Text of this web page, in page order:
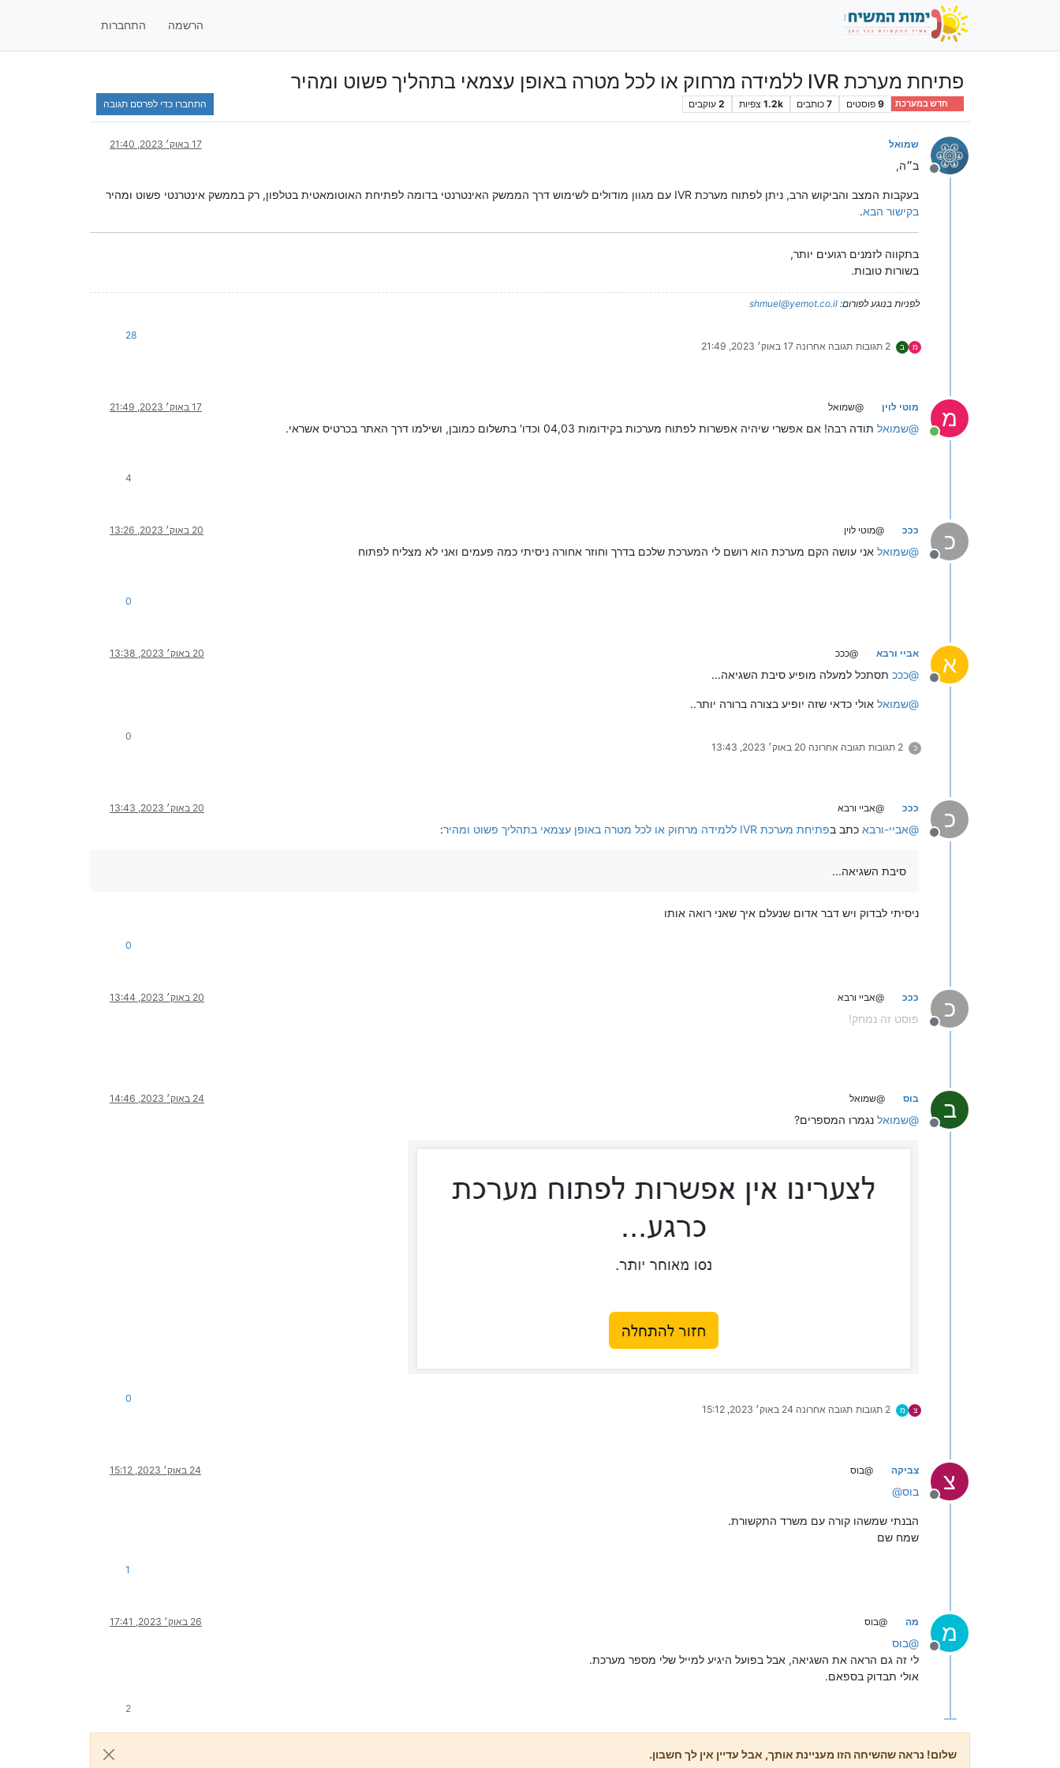
הרשמה התחברות
פתיחת מערכת IVR ללמידה מרחוק או לכל מטרה באופן עצמאי בתהליך פשוט ומהיר
חדש במערכת 9 פוסטים 7 כותבים 1.2k צפיות 2 עוקבים התחברו כדי לפרסם תגובה
מנותק
שמואל 17 באוק׳ 2023, 21:40
ב״ה,
בעקבות המצב והביקוש הרב, ניתן לפתוח מערכת IVR עם מגוון מודולים לשימוש דרך הממשק האינטרנטי בדומה לפתיחת האוטומאטית בטלפון, רק בממשק אינטרנטי פשוט ומהיר
בקישור הבא.
בתקווה לזמנים רגועים יותר,
בשורות טובות.
לפניות בנוגע לפורום: shmuel@yemot.co.il
מ ב 2 תגובות תגובה אחרונה 17 באוק׳ 2023, 21:49
28
מ
מחובר
מוטי לוין @שמואל 17 באוק׳ 2023, 21:49
@שמואל תודה רבה! אם אפשרי שיהיה אפשרות לפתוח מערכות בקידומות 04,03 וכדו' בתשלום כמובן, ושילמו דרך האתר בכרטיס אשראי.
4
כ
מנותק
כככ @מוטי לוין 20 באוק׳ 2023, 13:26
@שמואל אני עושה הקם מערכת הוא רושם לי המערכת שלכם בדרך וחוזר אחורה ניסיתי כמה פעמים ואני לא מצליח לפתוח
0
א
מנותק
אביי ורבא @כככ 20 באוק׳ 2023, 13:38
@כככ תסתכל למעלה מופיע סיבת השגיאה...
@שמואל אולי כדאי שזה יופיע בצורה ברורה יותר..
כ 2 תגובות תגובה אחרונה 20 באוק׳ 2023, 13:43
0
כ
מנותק
כככ @אביי ורבא 20 באוק׳ 2023, 13:43
@אביי-ורבא כתב בפתיחת מערכת IVR ללמידה מרחוק או לכל מטרה באופן עצמאי בתהליך פשוט ומהיר :
סיבת השגיאה...
ניסיתי לבדוק ויש דבר אדום שנעלם איך שאני רואה אותו
0
כ
מנותק
כככ @אביי ורבא 20 באוק׳ 2023, 13:44
פוסט זה נמחק!
ב
מנותק
בוס @שמואל 24 באוק׳ 2023, 14:46
@שמואל נגמרו המספרים?
צ מ 2 תגובות תגובה אחרונה 24 באוק׳ 2023, 15:12
0
צ
מנותק
צביקה @בוס 24 באוק׳ 2023, 15:12
@בוס
הבנתי שמשהו קורה עם משרד התקשורת.
שמח שם
1
מ
מנותק
מה @בוס 26 באוק׳ 2023, 17:41
@בוס
לי זה גם הראה את השגיאה, אבל בפועל היגיע למייל שלי מספר מערכת.
אולי תבדוק בספאם.
2
שלום! נראה שהשיחה הזו מעניינת אותך, אבל עדיין אין לך חשבון.